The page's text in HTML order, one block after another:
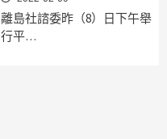
離島社諮委昨（8）日下午舉
行平…